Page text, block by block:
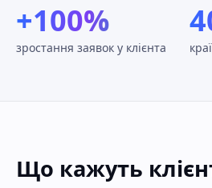
+100%
зростання заявок у клієнта
Що кажуть